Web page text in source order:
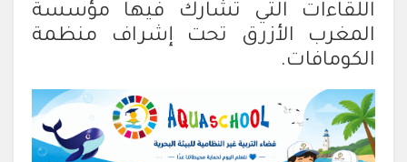
اللقاءات التي تشارك فيها مؤسسة
المغرب الأزرق تحت إشراف منظمة
الكومافات.